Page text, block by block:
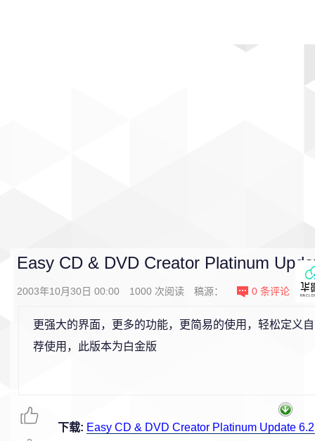
Easy CD & DVD Creator Platinum
2003年10月30日 00:00 1000 次阅读 稿源： 0 条评论
更强大的界面，更多的功能，更简易的使用，轻松定义
荐使用，此版本为白金版
下载: Easy CD & DVD Creator Platinum Update